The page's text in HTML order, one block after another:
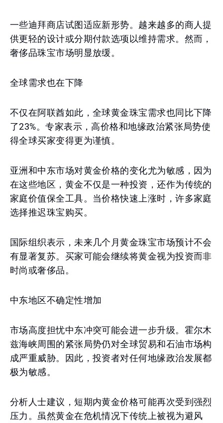
一些迪拜商店试图适应新形势。越来越多的商人提
供更轻的设计或分期付款选项以维持需求。然而，
奢侈品珠宝市场明显放缓。
全球需求也在下降
不仅在阿联酋如此，全球黄金珠宝需求也同比下降
了23%。专家表示，高价格和地缘政治紧张局势使
得全球买家变得更为谨慎。
亚洲和中东市场对黄金价格的变化尤为敏感，因为
在这些地区，黄金不仅是一种投资，还作为传统的
家庭价值保全工具。当价格快速上涨时，许多家庭
选择推迟珠宝购买。
国际组织表示，未来几个月黄金珠宝市场预计不会
有显著复苏。买家可能会继续将黄金视为投资而非
时尚或奢侈品。
中东地区不确定性增加
市场高度担忧中东冲突可能会进一步升级。霍尔木
兹海峡周围的紧张局势仍对全球贸易和石油市场构
成严重威胁。因此，投资者对任何地缘政治发展都
极为敏感。
分析人士建议，短期内黄金价格可能再次受到强烈
压力。虽然黄金在危机情况下传统上被视为避风